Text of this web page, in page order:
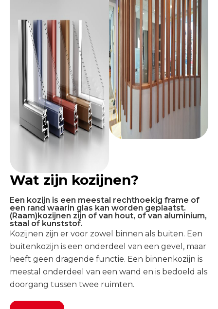
Wat zijn kozijnen?
Een kozijn is een meestal rechthoekig frame of
een rand waarin glas kan worden geplaatst.
(Raam)kozijnen zijn of van hout, of van aluminium,
staal of kunststof.
Kozijnen zijn er voor zowel binnen als buiten. Een
buitenkozijn is een onderdeel van een gevel, maar
heeft geen dragende functie. Een binnenkozijn is
meestal onderdeel van een wand en is bedoeld als
doorgang tussen twee ruimten.